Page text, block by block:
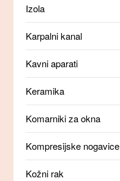
Izola
Karpalni kanal
Kavni aparati
Keramika
Komarniki za okna
Kompresijske nogavice
Kožni rak